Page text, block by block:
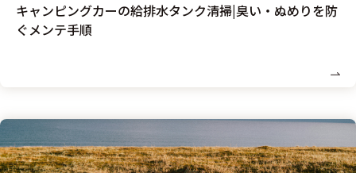
キャンピングカーの給排水タンク清掃|臭い・ぬめりを防
ぐメンテ手順